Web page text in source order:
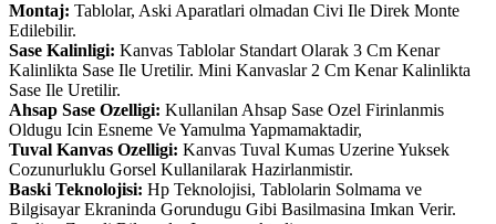
Montaj: Tablolar, Aski Aparatlari olmadan Civi Ile Direk Monte
Edilebilir.
Sase Kalinligi: Kanvas Tablolar Standart Olarak 3 Cm Kenar
Kalinlikta Sase Ile Uretilir. Mini Kanvaslar 2 Cm Kenar Kalinlikta
Sase Ile Uretilir.
Ahsap Sase Ozelligi: Kullanilan Ahsap Sase Ozel Firinlanmis
Oldugu Icin Esneme Ve Yamulma Yapmamaktadir,
Tuval Kanvas Ozelligi: Kanvas Tuval Kumas Uzerine Yuksek
Cozunurluklu Gorsel Kullanilarak Hazirlanmistir.
Baski Teknolojisi: Hp Teknolojisi, Tablolarin Solmama ve
Bilgisayar Ekraninda Gorundugu Gibi Basilmasina Imkan Verir.